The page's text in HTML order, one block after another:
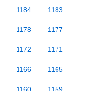
1184 1183
1178 1177
1172 1171
1166 1165
1160 1159